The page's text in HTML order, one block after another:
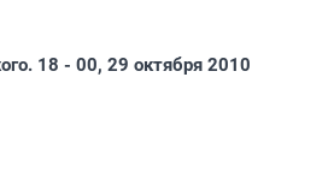
18 - 00, 29 октября 2010